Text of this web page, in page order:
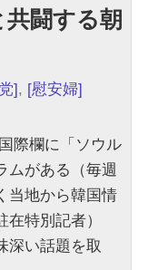
闘する朝
], [慰安婦]
際欄に「ソウル
ムがある（毎週
当地から韓国情
特別記者）
深い話題を取